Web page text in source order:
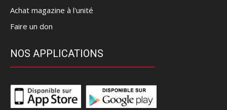
Achat magazine à l'unité
Faire un don
NOS APPLICATIONS